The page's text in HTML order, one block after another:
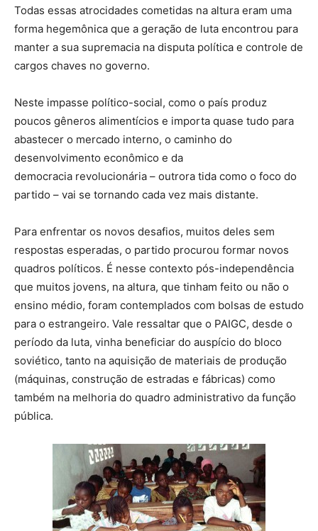
Todas essas atrocidades cometidas na altura eram uma
forma hegemônica que a geração de luta encontrou para
manter a sua supremacia na disputa política e controle de
cargos chaves no governo.
Neste impasse político-social, como o país produz
poucos gêneros alimentícios e importa quase tudo para
abastecer o mercado interno, o caminho do
desenvolvimento econômico e da
democracia revolucionária – outrora tida como o foco do
partido – vai se tornando cada vez mais distante.
Para enfrentar os novos desafios, muitos deles sem
respostas esperadas, o partido procurou formar novos
quadros políticos. É nesse contexto pós-independência
que muitos jovens, na altura, que tinham feito ou não o
ensino médio, foram contemplados com bolsas de estudo
para o estrangeiro. Vale ressaltar que o PAIGC, desde o
período da luta, vinha beneficiar do auspício do bloco
soviético, tanto na aquisição de materiais de produção
(máquinas, construção de estradas e fábricas) como
também na melhoria do quadro administrativo da função
pública.